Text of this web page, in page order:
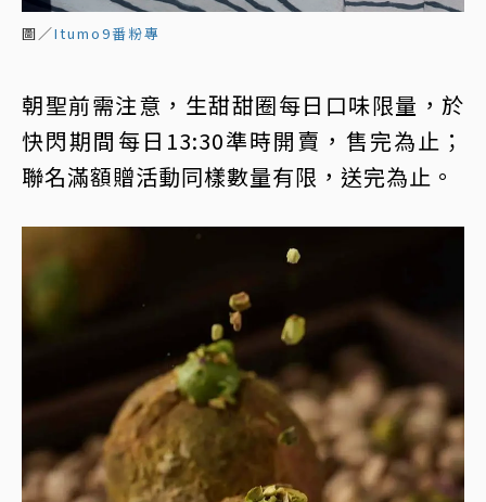
圖／Itumo9番粉專
朝聖前需注意，生甜甜圈每日口味限量，於
快閃期間每日13:30準時開賣，售完為止；
聯名滿額贈活動同樣數量有限，送完為止。